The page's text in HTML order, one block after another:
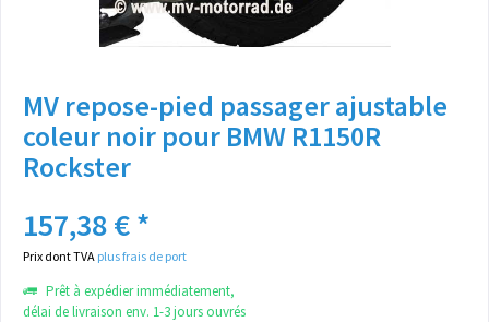
MV repose-pied passager ajustable
coleur noir pour BMW R1150R
Rockster
157,38 € *
Prix dont TVA plus frais de port
Prêt à expédier immédiatement,
délai de livraison env. 1-3 jours ouvrés